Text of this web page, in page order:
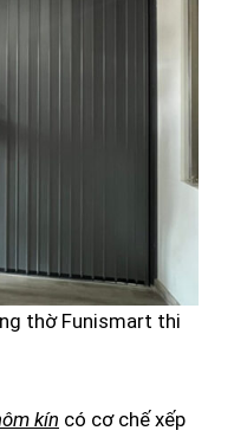
thờ Funismart thi
kín có cơ chế xếp